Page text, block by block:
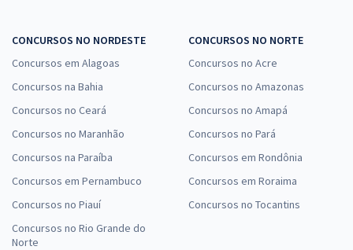
CONCURSOS NO NORDESTE
Concursos em Alagoas
Concursos na Bahia
Concursos no Ceará
Concursos no Maranhão
Concursos na Paraíba
Concursos em Pernambuco
Concursos no Piauí
Concursos no Rio Grande do
Norte
CONCURSOS NO NORTE
Concursos no Acre
Concursos no Amazonas
Concursos no Amapá
Concursos no Pará
Concursos em Rondônia
Concursos em Roraima
Concursos no Tocantins